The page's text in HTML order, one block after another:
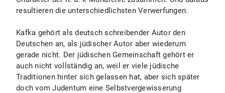
resultieren die unterschiedlichsten Verwerfungen.
Kafka gehört als deutsch schreibender Autor den
Deutschen an, als jüdischer Autor aber wiederum
gerade nicht. Der jüdischen Gemeinschaft gehört er
auch nicht vollständig an, weil er viele jüdische
Traditionen hinter sich gelassen hat, aber sich später
doch vom Judentum eine Selbstvergewisserung